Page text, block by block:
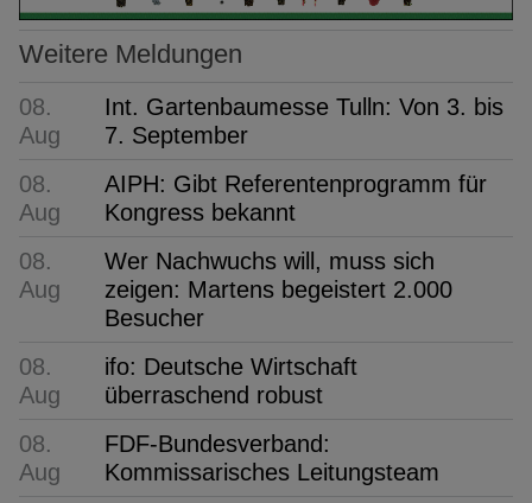
Weitere Meldungen
08.
Aug
Int. Gartenbaumesse Tulln: Von 3. bis
7. September
08.
Aug
AIPH: Gibt Referentenprogramm für
Kongress bekannt
08.
Aug
Wer Nachwuchs will, muss sich
zeigen: Martens begeistert 2.000
Besucher
08.
Aug
ifo: Deutsche Wirtschaft
überraschend robust
08.
Aug
FDF-Bundesverband:
Kommissarisches Leitungsteam